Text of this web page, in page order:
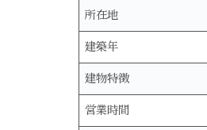
所在地
建築年
建物特徴
営業時間